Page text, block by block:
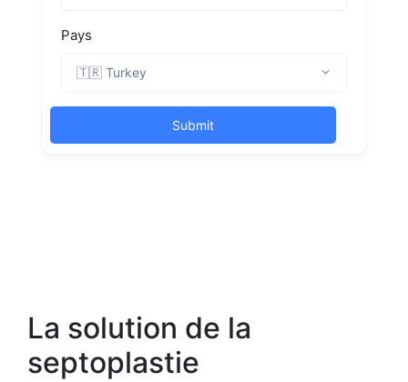
La solution de la
septoplastie